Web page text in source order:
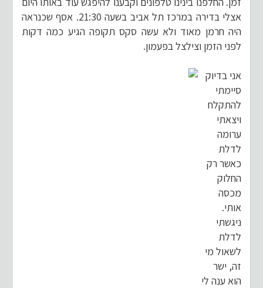
אצלי בדירה במרכז תל אביב בשעה 21:30. אסף שכנראה
היה חרמן מאוד ולא עשה סקס תקופה הגיע כמה דקות
לפני הזמן וצילצל בפעמון.
אני בדיוק
סיימתי
להתקלח
ויצאתי
ערומה
לדלת
כאשר רק
החלוק
מכסה
אותי.
ניגשתי
לדלת
לשאול מי
זה, ישר
הוא ענה לי